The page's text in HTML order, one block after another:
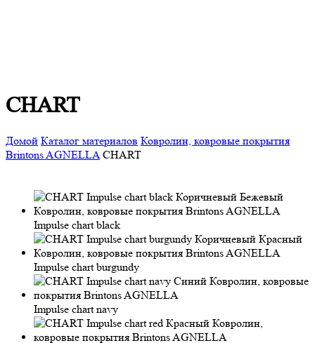
CHART
Домой Каталог материалов Ковролин, ковровые покрытия
Brintons AGNELLA CHART
Impulse chart black
Impulse chart burgundy
Impulse chart navy